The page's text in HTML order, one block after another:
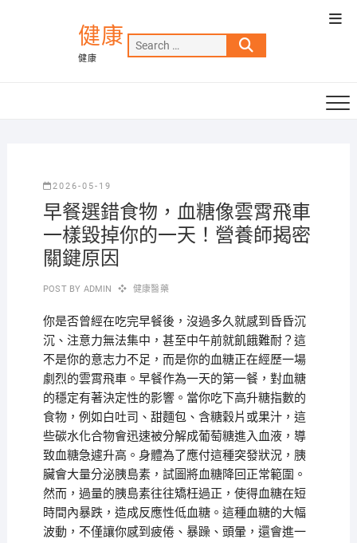
健康
健康
Search
…
2026-05-19
早餐選錯食物，血糖像雲霄飛車
一樣毀掉你的一天！營養師揭密
關鍵原因
POST BY ADMIN 健康醫藥
你是否曾經在吃完早餐後，沒過多久就感到昏昏沉
沉、注意力無法集中，甚至中午前就飢餓難耐？這
不是你的意志力不足，而是你的血糖正在經歷一場
劇烈的雲霄飛車。早餐作為一天的第一餐，對血糖
的穩定有著決定性的影響。當你吃下高升糖指數的
食物，例如白吐司、甜麵包、含糖穀片或果汁，這
些碳水化合物會迅速被分解成葡萄糖進入血液，導
致血糖急遽升高。身體為了應付這種突發狀況，胰
臟會大量分泌胰島素，試圖將血糖降回正常範圍。
然而，過量的胰島素往往矯枉過正，使得血糖在短
時間內暴跌，造成反應性低血糖。這種血糖的大幅
波動，不僅讓你感到疲倦、暴躁、頭暈，還會進一